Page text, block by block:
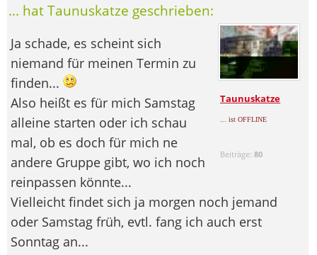
... hat Taunuskatze geschrieben:
Taunuskatze
... ist OFFLINE
Beiträge:80
Ja schade, es scheint sich
niemand für meinen Termin zu
finden...
Also heißt es für mich Samstag
alleine starten oder ich schau
mal, ob es doch für mich ne
andere Gruppe gibt, wo ich noch
reinpassen könnte...
Vielleicht findet sich ja morgen noch jemand
oder Samstag früh, evtl. fang ich auch erst
Sonntag an...